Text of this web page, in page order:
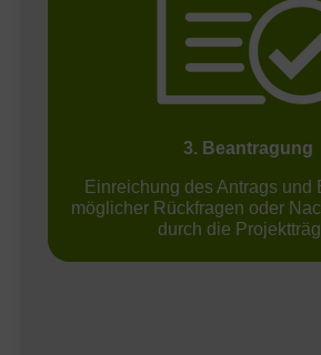
3. Beantragung
Einreichung des Antrags und
möglicher Rückfragen oder
durch die